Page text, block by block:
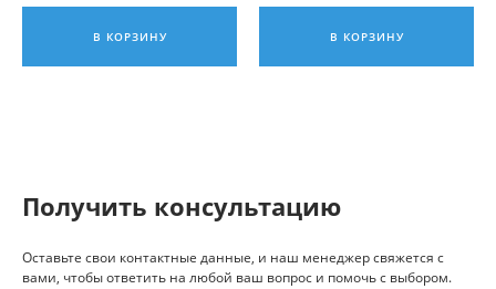
В КОРЗИНУ В КОРЗИНУ
Получить консультацию
Оставьте свои контактные данные, и наш менеджер свяжется с
вами, чтобы ответить на любой ваш вопрос и помочь с выбором.